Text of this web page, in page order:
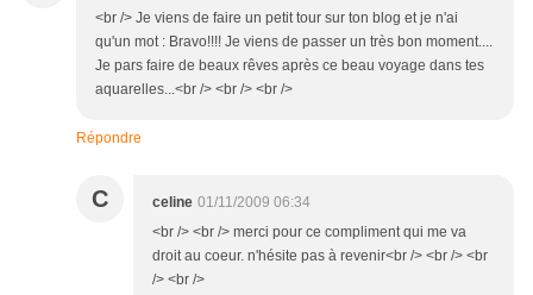
<br /> Je viens de faire un petit tour sur ton blog et je n'ai
qu'un mot : Bravo!!!! Je viens de passer un très bon moment....
Je pars faire de beaux rêves après ce beau voyage dans tes
aquarelles...<br /> <br /> <br />
Répondre
C celine 01/11/2009 06:34
<br /> <br /> merci pour ce compliment qui me va
droit au coeur. n'hésite pas à revenir<br /> <br /> <br
/> <br />